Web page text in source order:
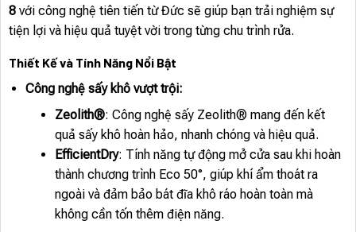
8 với công nghệ tiên tiến từ Đức sẽ giúp bạn trải nghiệm sự
tiện lợi và hiệu quả tuyệt vời trong từng chu trình rửa.
Thiết Kế và Tính Năng Nổi Bật
Công nghệ sấy khô vượt trội:
Zeolith®: Công nghệ sấy Zeolith® mang đến kết
quả sấy khô hoàn hảo, nhanh chóng và hiệu quả.
EfficientDry: Tính năng tự động mở cửa sau khi hoàn
thành chương trình Eco 50°, giúp khí ẩm thoát ra
ngoài và đảm bảo bát đĩa khô ráo hoàn toàn mà
không cần tốn thêm điện năng.